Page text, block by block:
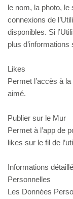
le nom, la photo, le
connexions de
disponibles. Si
plus
Likes
Permet l’accès à
aimé.
Publier sur le Mur
Permet à l’app de
likes sur le fil de
Informations
Personnelles
Les Données